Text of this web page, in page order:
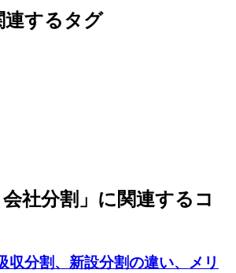
連するタグ
会社分割」に関連するコ
収分割、新設分割の違い、メリ